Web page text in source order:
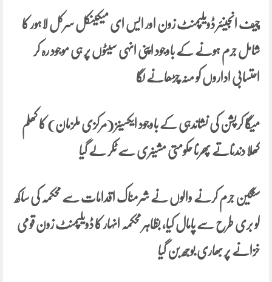
چیف انجینئر ڈویلپمنٹ زون اور ایس ای میکینکل سرکل لاہور کا
شامل جرم ہونے کے باوجود اپنی انہی سیٹوں پر ہی موجود رہ کر
احتسابی اداروں کو منہ چڑھانے لگا
میگا کرپشن کی نشاندہی کے باوجود ایکسینز (مرکزی ملزمان) کا کھلم
کھلا دندناتے پھرنا حکومتی مشینری سے ٹکر لے گیا
سنگین جرم کرنے والوں نے شرمناک اقدامات سے محکمہ کی ساکھ
کو بری طرح سے پامال کیا، بظاہر محکمہ انہار کا ڈویلپمنٹ زون قومی
خزانے پر بھاری بوجھ بن گیا